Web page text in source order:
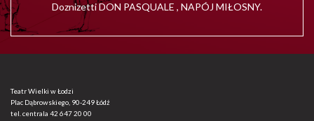
Doznizetti DON PASQUALE , NAPÓJ MIŁOSNY.
Teatr Wielki w Łodzi
Plac Dąbrowskiego, 90-249 Łódź
tel. centrala 42 647 20 00